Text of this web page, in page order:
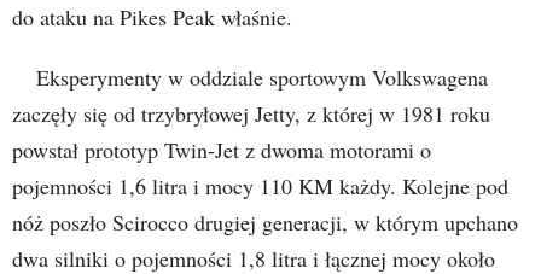
do ataku na Pikes Peak właśnie.
Eksperymenty w oddziale sportowym Volkswagena
zaczęły się od trzybryłowej Jetty, z której w 1981 roku
powstał prototyp Twin-Jet z dwoma motorami o
pojemności 1,6 litra i mocy 110 KM każdy. Kolejne pod
nóż poszło Scirocco drugiej generacji, w którym upchano
dwa silniki o pojemności 1,8 litra i łącznej mocy około